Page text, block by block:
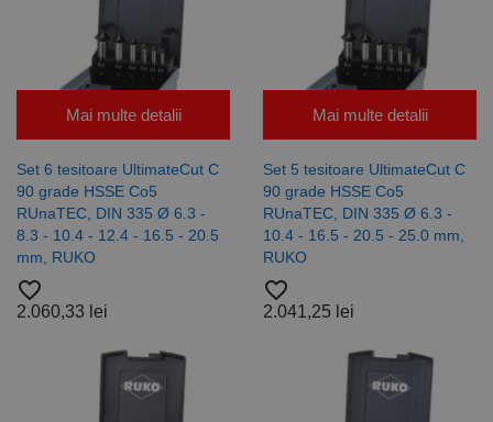
Mai multe detalii
Set 6 tesitoare UltimateCut C
90 grade HSSE Co5
RUnaTEC, DIN 335 Ø 6.3 -
8.3 - 10.4 - 12.4 - 16.5 - 20.5
mm, RUKO
favorite_border
2.060,33 lei
Mai multe detalii
Set 5 tesitoare UltimateCut C
90 grade HSSE Co5
RUnaTEC, DIN 335 Ø 6.3 -
10.4 - 16.5 - 20.5 - 25.0 mm,
RUKO
favorite_border
2.041,25 lei